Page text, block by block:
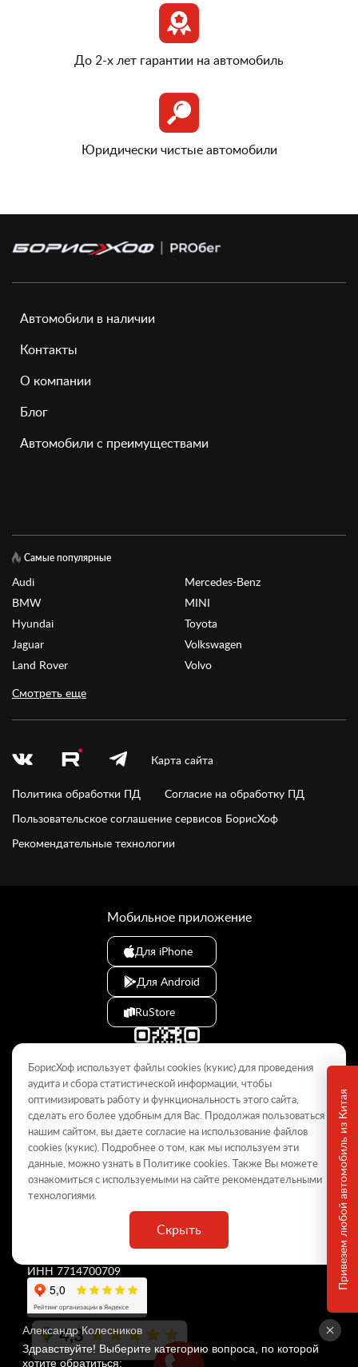
До 2-х лет гарантии на автомобиль
Юридически чистые автомобили
Привезем любой автомобиль из Китая
Автомобили в наличии
Контакты
О компании
Блог
Автомобили с преимуществами
Самые популярные
Audi
BMW
Hyundai
Jaguar
Land Rover
Mercedes-Benz
MINI
Toyota
Volkswagen
Volvo
Смотреть еще
Карта сайта
Политика обработки ПД
Согласие на обработку ПД
Пользовательское соглашение сервисов БорисХоф
Рекомендательные технологии
© 2009–2026
Данный интернет-сайт носит информационный характер и не
является публичной офертой, определяемой положениями Статьи
437 ГК РФ. Для получения подробной информации обращайтесь в
дилерские центры.
БорисХоф Холдинг»
ИНН 7714700709
4,3
Мобильное приложение
Для iPhone
Для Android
RuStore
БорисХоф использует файлы cookies (кукиc) для проведения
аудита и сбора статистической информации, чтобы
оптимизировать работу и функциональность этого сайта,
сделать его более удобным для Вас. Продолжая пользоваться
нашим сайтом, вы даете согласие на использование файлов
cookies (кукиc). Подробнее о том, как мы используем эти
данные, можно узнать в Политикеcookies. Также Вы можете
ознакомиться с используемыми на сайте рекомендательными
технологиями.
Скрыть
Александр Колесников
Здравствуйте! Выберите категорию вопроса, по которой
хотите обратиться: